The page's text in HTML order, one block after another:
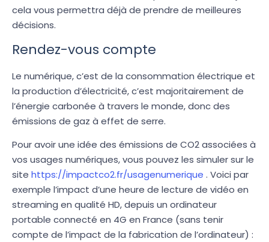
cela vous permettra déjà de prendre de meilleures
décisions.
Rendez-vous compte
Le numérique, c’est de la consommation électrique et
la production d’électricité, c’est majoritairement de
l’énergie carbonée à travers le monde, donc des
émissions de gaz à effet de serre.
Pour avoir une idée des émissions de CO2 associées à
vos usages numériques, vous pouvez les simuler sur le
site https://impactco2.fr/usagenumerique . Voici par
exemple l’impact d’une heure de lecture de vidéo en
streaming en qualité HD, depuis un ordinateur
portable connecté en 4G en France (sans tenir
compte de l’impact de la fabrication de l’ordinateur) :